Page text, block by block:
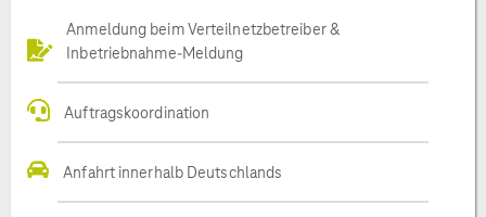
Anmeldung beim Verteilnetzbetreiber &
Inbetriebnahme-Meldung
Auftragskoordination
Anfahrt innerhalb Deutschlands